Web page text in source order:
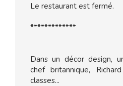
Le restaurant est fermé.
*************
Dans un décor design,
chef britannique,
classes...